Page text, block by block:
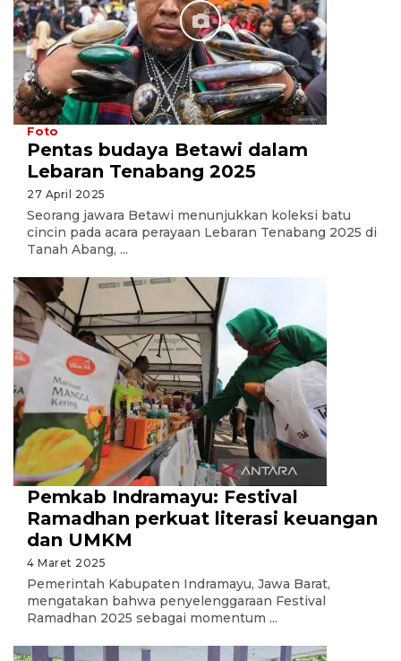
Foto
Pentas budaya Betawi dalam
Lebaran Tenabang 2025
27 April 2025
Seorang jawara Betawi menunjukkan koleksi batu
cincin pada acara perayaan Lebaran Tenabang 2025 di
Tanah Abang, ...
Pemkab Indramayu: Festival
Ramadhan perkuat literasi keuangan
dan UMKM
4 Maret 2025
Pemerintah Kabupaten Indramayu, Jawa Barat,
mengatakan bahwa penyelenggaraan Festival
Ramadhan 2025 sebagai momentum ...